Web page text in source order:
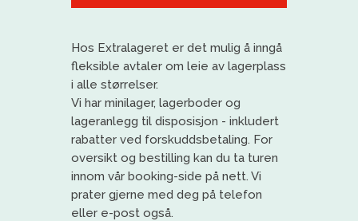
Hos Extralageret er det mulig å inngå
fleksible avtaler om leie av lagerplass
i alle størrelser.
Vi har minilager, lagerboder og
lageranlegg til disposisjon - inkludert
rabatter ved forskuddsbetaling. For
oversikt og bestilling kan du ta turen
innom vår booking-side på nett. Vi
prater gjerne med deg på telefon
eller e-post også.